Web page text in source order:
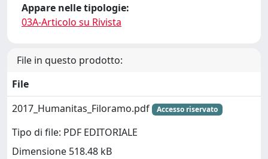
Appare nelle tipologie:
03A-Articolo su Rivista
File in questo prodotto:
File
2017_Humanitas_Filoramo.pdf
Accesso riservato
Tipo di file: PDF EDITORIALE
Dimensione 518.48 kB